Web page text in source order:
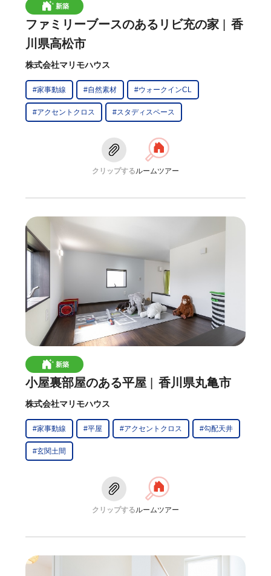
新築
ファミリーブースのあるリビ充の家
香
川県高松市
株式会社マリモハウス
#家事動線 #自然素材 #ウォークインCL
#アクセントクロス #スタディスペース
クリップする ルームツアー
新築
小屋裏部屋のある平屋 香川県丸亀市
株式会社マリモハウス
#家事動線 #平屋 #アクセントクロス #勾配天井
#玄関土間
クリップするルームツアー